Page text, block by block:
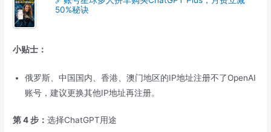
50%秘诀
小贴士：
俄罗斯、中国国内、香港、澳门地区的IP地址注册不了OpenAI
账号，建议更换其他IP地址再注册。
第 4 步：选择ChatGPT用途